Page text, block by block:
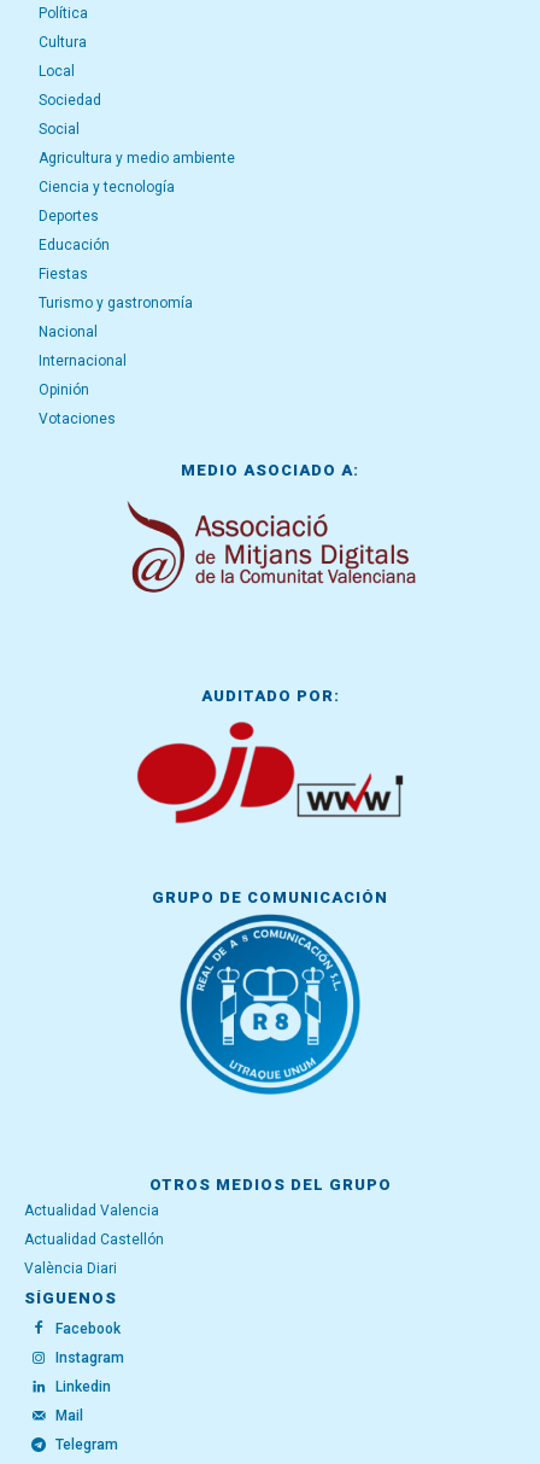
Política
Cultura
Local
Sociedad
Social
Agricultura y medio ambiente
Ciencia y tecnología
Deportes
Educación
Fiestas
Turismo y gastronomía
Nacional
Internacional
Opinión
Votaciones
MEDIO ASOCIADO A:
AUDITADO POR:
GRUPO DE COMUNICACIÓN
OTROS MEDIOS DEL GRUPO
Actualidad Valencia
Actualidad Castellón
València Diari
SÍGUENOS
Facebook
Instagram
Linkedin
Mail
Telegram